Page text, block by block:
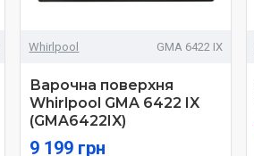
Whirlpool GMA 6422 IX
Варочна поверхня
Whirlpool GMA 6422 IX
(GMA6422IX)
9 199 грн